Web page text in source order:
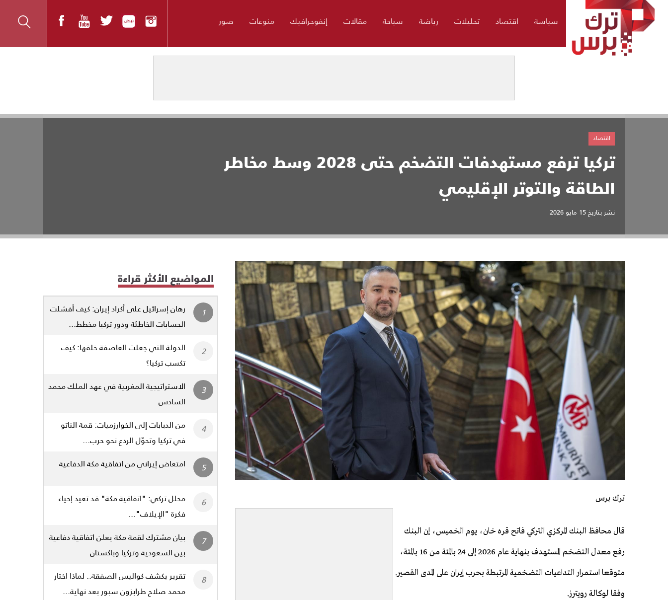
سياسة اقتصاد تحليلات رياضة سياحة مقالات إنفوجرافيك منوعات صور
تركيا ترفع مستهدفات التضخم حتى 2028 وسط مخاطر
الطاقة والتوتر الإقليمي
نشر بتاريخ15 مايو 2026
اقتصاد
ترك برس
قال محافظ البنك المركزي التركي فاتح قره خان، يوم الخميس، إن البنك
رفع معدل التضخم المستهدف بنهاية عام 2026 إلى ​24 بالمئة من 16 بالمئة،
متوقعا استمرار التداعيات التضخمية المرتبطة بحرب إيران على ‌المدى القصير.
وفقا لوكالة رويترز.
المواضيع الأكثر قراءة
رهان إسرائيل على أكراد إيران: كيف أفشلت
الحسابات الخاطئة ودور تركيا مخطط...
الدولة التي جعلت العاصفة خلفها: كيف
تكسب تركيا؟
الاستراتيجية المغربية في عهد الملك محمد
السادس
من الدبابات إلى الخوارزميات: قمة الناتو
في تركيا وتحوّل الردع نحو حرب...
امتعاض إيراني من اتفاقية مكة الدفاعية
محلل تركي: "اتفاقية مكة" قد تعيد إحياء
فكرة "الإيلاف"...
بيان مشترك لقمة مكة يعلن اتفاقية دفاعية
بين السعودية وتركيا وباكستان
تقرير يكشف كواليس الصفقة.. لماذا اختار
محمد صلاح طرابزون سبور بعد نهاية...